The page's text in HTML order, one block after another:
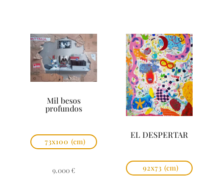
Mil besos
profundos
73x100 (cm)
9.000 €
EL DESPERTAR
92x73 (cm)